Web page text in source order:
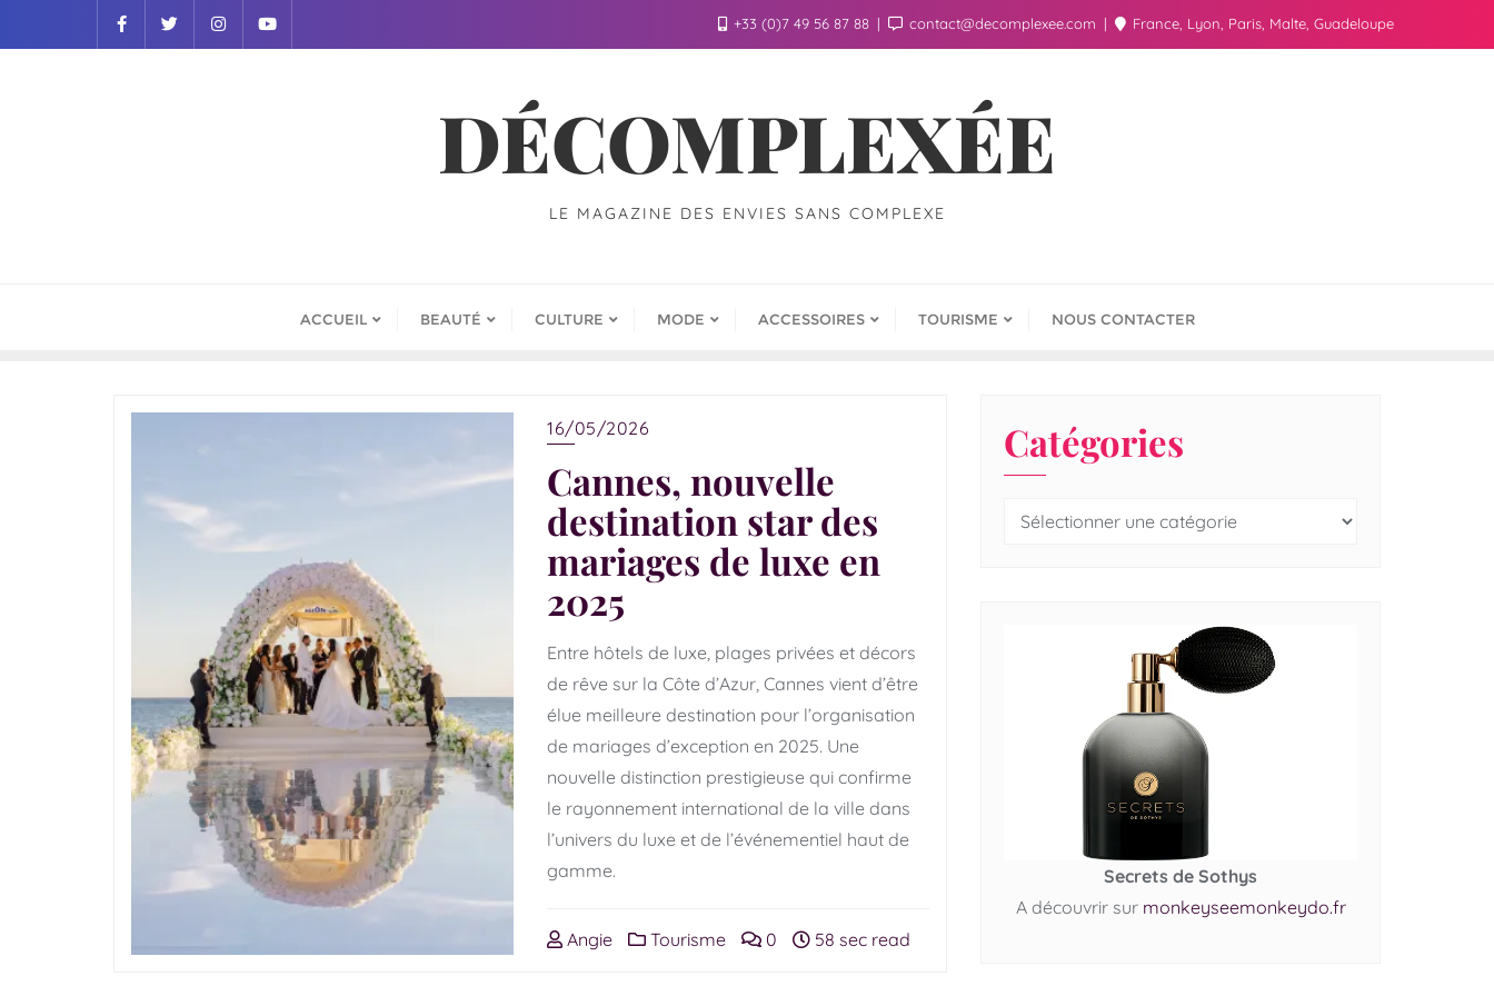
+33 (0)7 49 56 87 88 contact@decomplexee.com France, Lyon, Paris, Malte, Guadeloupe
DÉCOMPLEXÉE
LE MAGAZINE DES ENVIES SANS COMPLEXE
ACCUEIL BEAUTÉ CULTURE MODE ACCESSOIRES TOURISME NOUS CONTACTER
16/05/2026
Cannes, nouvelle
destination star des
mariages de luxe en
2025
Entre hôtels de luxe, plages privées et décors
de rêve sur la Côte d’Azur, Cannes vient d’être
élue meilleure destination pour l’organisation
de mariages d’exception en 2025. Une
nouvelle distinction prestigieuse qui confirme
le rayonnement international de la ville dans
l’univers du luxe et de l’événementiel haut de
gamme.
Angie Tourisme 0 58 sec read
Catégories
Secrets de Sothys
A découvrir sur monkeyseemonkeydo.fr